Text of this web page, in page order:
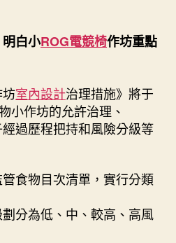
白小ROG電競椅作坊重點
坊室內設計治理措施》將于
小作坊的允許治理、
過歷程把持和風險分級等
食物目次清單，實行分類
分為低、中、較高、高風